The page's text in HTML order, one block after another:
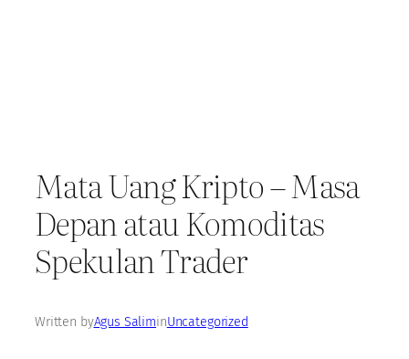
Mata Uang Kripto – Masa
Depan atau Komoditas
Spekulan Trader
Written byAgus SaliminUncategorized